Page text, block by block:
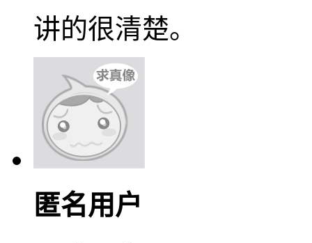
讲的很清楚。
匿名用户